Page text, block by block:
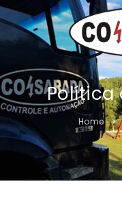
SOBRE NÓS
PRODUTOS
SERVIÇOS
DOWNLOADS
Política
Home